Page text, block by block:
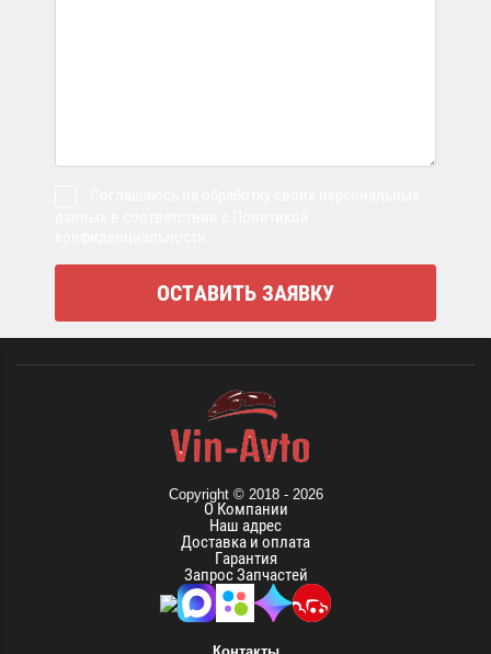
Copyright © 2018 - 2026
О Компании
Наш адрес
Доставка и оплата
Гарантия
Запрос Запчастей